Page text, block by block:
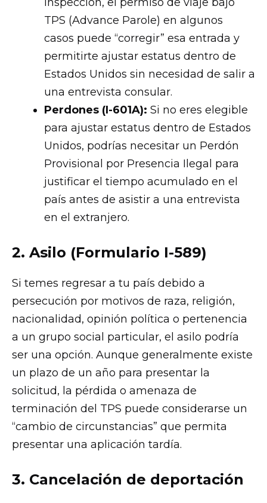
TPS (Advance Parole) en algunos
casos puede “corregir” esa entrada y
permitirte ajustar estatus dentro de
Estados Unidos sin necesidad de salir a
una entrevista consular.
Perdones (I-601A): Si no eres elegible
para ajustar estatus dentro de Estados
Unidos, podrías necesitar un Perdón
Provisional por Presencia Ilegal para
justificar el tiempo acumulado en el
país antes de asistir a una entrevista
en el extranjero.
2. Asilo (Formulario I-589)
Si temes regresar a tu país debido a
persecución por motivos de raza, religión,
nacionalidad, opinión política o pertenencia
a un grupo social particular, el asilo podría
ser una opción. Aunque generalmente existe
un plazo de un año para presentar la
solicitud, la pérdida o amenaza de
terminación del TPS puede considerarse un
“cambio de circunstancias” que permita
presentar una aplicación tardía.
3. Cancelación de deportación